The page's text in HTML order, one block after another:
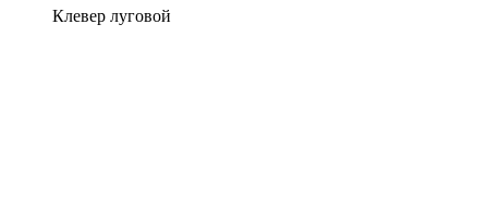
Клевер луговой